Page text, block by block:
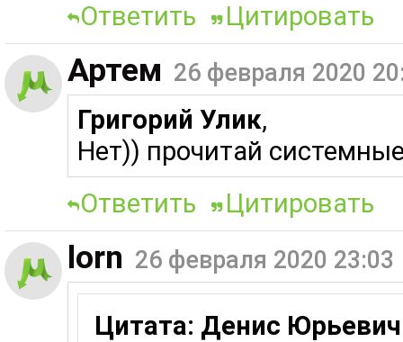
Ответить
Цитировать
Артем 26 февраля 2020
Григорий Улик,
Нет)) прочитай
Ответить
Цитировать
lorn 26 февраля 2020 23:03
Цитата: Денис Юрьевич